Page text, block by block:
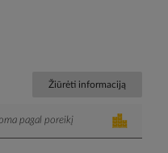
Žiūrėti informaciją
pagal poreikį